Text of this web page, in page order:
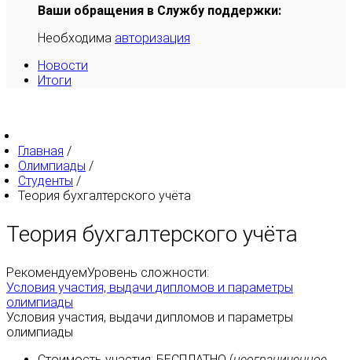
Ваши обращения в Службу поддержки:
Необходима авторизация
Новости
Итоги
Главная /
Олимпиады /
Студенты /
Теория бухгалтерского учёта
Теория бухгалтерского учёта
РекомендуемУровень сложности:
Условия участия, выдачи дипломов и параметры
олимпиады
Условия участия, выдачи дипломов и параметры
олимпиады